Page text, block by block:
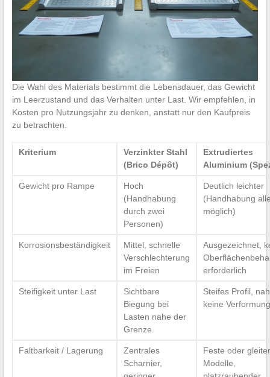
Die Wahl des Materials bestimmt die Lebensdauer, das Gewicht
im Leerzustand und das Verhalten unter Last. Wir empfehlen, in
Kosten pro Nutzungsjahr zu denken, anstatt nur den Kaufpreis
zu betrachten.
Kriterium
Verzinkter Stahl
(Brico Dépôt)
Extrudiertes
Aluminium
Gewicht pro Rampe
Hoch
(Handhabung
durch zwei
Personen)
Deutlich leichter
(Handhabung
möglich)
Korrosionsbeständigkeit
Mittel, schnelle
Verschlechterung
im Freien
Ausgezeichnet,
erforderlich
Steifigkeit unter Last
Sichtbare
Biegung bei
Lasten nahe der
Grenze
Steifes Profil,
keine Verformung
Faltbarkeit / Lagerung
Zentrales
Scharnier,
Feste oder
Modelle,